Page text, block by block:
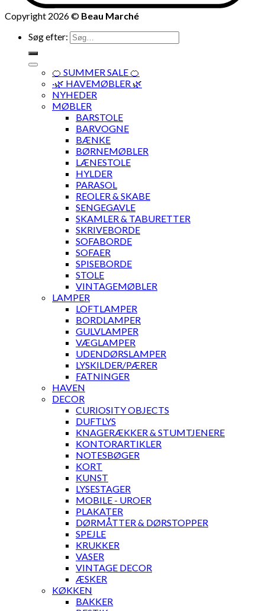
Copyright 2026 © Beau Marché
Søg efter:
🍊 SUMMER SALE 🍊
·🌿 HAVEMØBLER 🌿
NYHEDER
MØBLER
BARSTOLE
BARVOGNE
BÆNKE
BØRNEMØBLER
LÆNESTOLE
HYLDER
PARASOL
REOLER & SKABE
SENGEGAVLE
SKAMLER & TABURETTER
SKRIVEBORDE
SOFABORDE
SOFAER
SPISEBORDE
STOLE
VINTAGEMØBLER
LAMPER
LOFTLAMPER
BORDLAMPER
GULVLAMPER
VÆGLAMPER
UDENDØRSLAMPER
LYSKILDER/PÆRER
FATNINGER
HAVEN
DECOR
CURIOSITY OBJECTS
DUFTLYS
KNAGERÆKKER & STUMTJENERE
KONTORARTIKLER
NOTESBØGER
KORT
KUNST
LYSESTAGER
MOBILE - UROER
PLAKATER
DØRMÅTTER & DØRSTOPPER
SPEJLE
KRUKKER
VASER
VINTAGE DECOR
ÆSKER
KØKKEN
BAKKER